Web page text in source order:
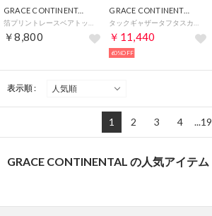
GRACE CONTINENTAL
￥8,800
GRACE CONTINENTAL
￥11,440
60%OFF
表示順 :
1 2 3 4 ...19
GRACE CONTINENTAL の人気アイテム